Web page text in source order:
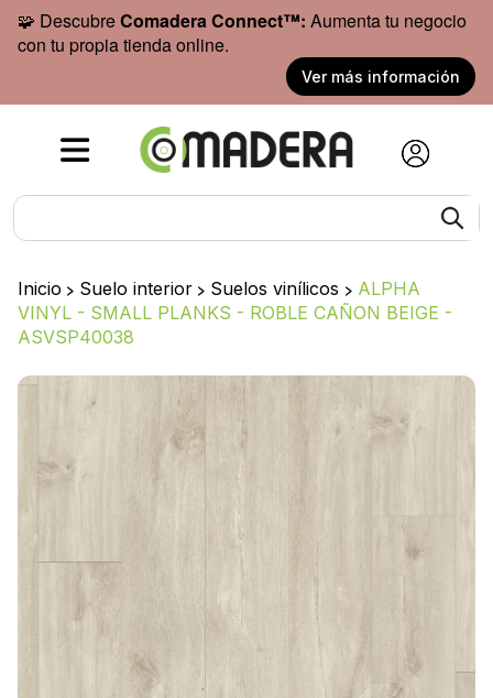
🧩 DescubreComadera Connect™: Aumenta tu negocio
con tu propia tienda online.
Ver más información
Inicio > Suelo interior > Suelos vinílicos > ALPHA
VINYL - SMALL PLANKS - ROBLE CAÑON BEIGE -
ASVSP40038